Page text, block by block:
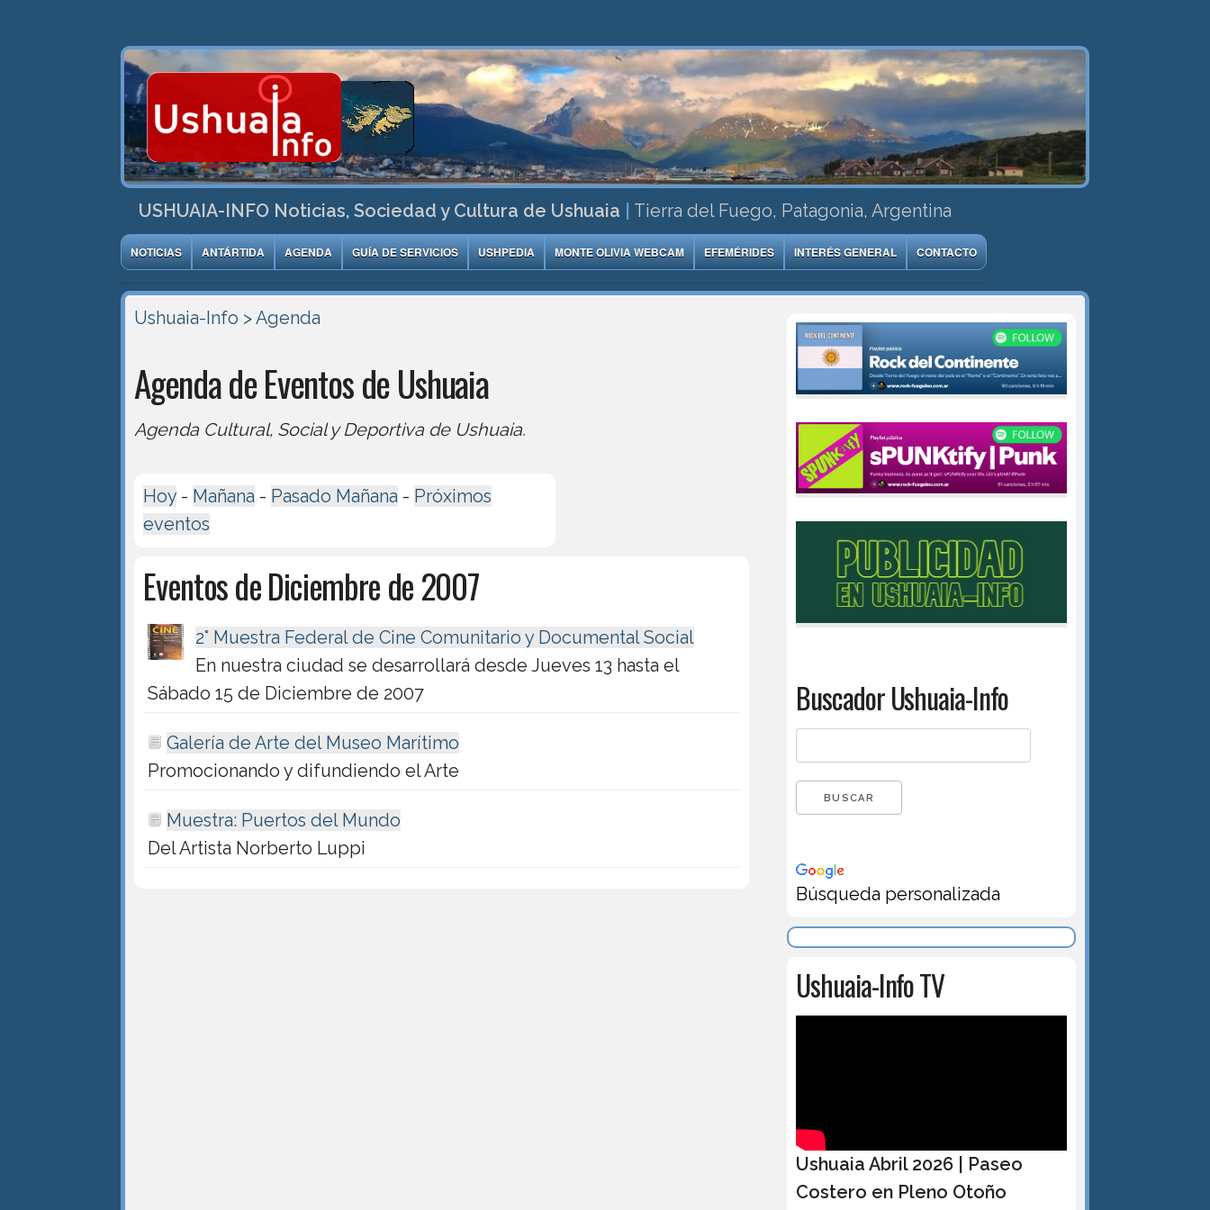
USHUAIA-INFO Noticias, Sociedad y Cultura de Ushuaia Tierra del Fuego, Patagonia, Argentina
NOTICIAS ANTÁRTIDA AGENDA GUÍA DE SERVICIOS USHPEDIA MONTE OLIVIA WEBCAM EFEMÉRIDES INTERÉS GENERAL CONTACTO
Ushuaia-Info > Agenda
Agenda de Eventos de Ushuaia
Agenda Cultural, Social y Deportiva de Ushuaia.
Hoy - Mañana - Pasado Mañana - Próximos
eventos
Eventos de Diciembre de 2007
2° Muestra Federal de Cine Comunitario y Documental Social
En nuestra ciudad se desarrollará desde Jueves 13 hasta el
Sábado 15 de Diciembre de 2007
Galería de Arte del Museo Marítimo
Promocionando y difundiendo el Arte
Muestra: Puertos del Mundo
Del Artista Norberto Luppi
Buscador Ushuaia-Info
Búsqueda personalizada
Ushuaia-Info TV
Ushuaia Abril 2026 | Paseo
Costero en Pleno Otoño